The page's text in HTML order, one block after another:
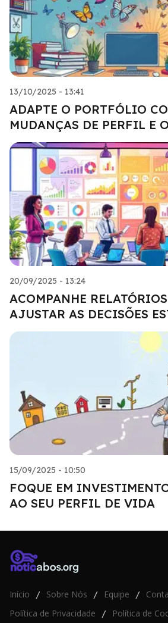
13/10/2025 - 13:41
ADAPTE O PORTFÓLIO
MUDANÇAS DE PERFIL E
20/09/2025 - 13:24
ACOMPANHE
AJUSTAR AS DECISÕES
15/09/2025 - 10:50
FOQUE EM
AO SEU PERFIL DE VIDA
Início / Sobre Nós / Equipe /
Política de Privacidade / Política de